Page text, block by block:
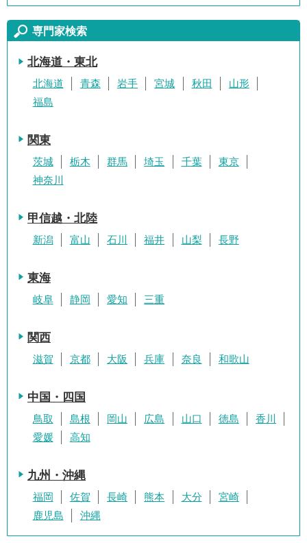
専門家検索
北海道・東北
北海道 青森 岩手 宮城 秋田
山形
福島
関東
茨城 栃木 群馬 埼玉 千葉
東京
神奈川
甲信越・北陸
新潟 富山 石川 福井 山梨 長野
東海
岐阜 静岡 愛知 三重
関西
滋賀 京都 大阪 兵庫 奈良 和歌山
中国・四国
鳥取 島根 岡山 広島 山口 徳島
香川
愛媛
高知
九州・沖縄
福岡 佐賀 長崎 熊本 大分
宮崎
鹿児島
沖縄